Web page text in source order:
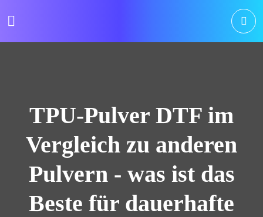
TPU-Pulver DTF im
Vergleich zu anderen
Pulvern - was ist das
Beste für dauerhafte